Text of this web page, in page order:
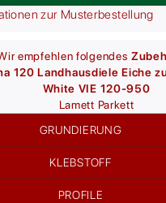
zur Musterbestellung
empfehlen folgendes
120 Landhausdiele Eiche
White VIE 120-950
Lamett Parkett
GRUNDIERUNG
KLEBSTOFF
PROFILE